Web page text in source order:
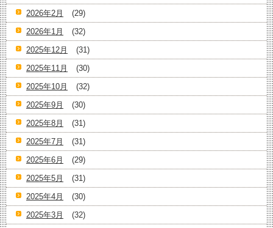
2026年2月
(29)
2026年1月
(32)
2025年12月
(31)
2025年11月
(30)
2025年10月
(32)
2025年9月
(30)
2025年8月
(31)
2025年7月
(31)
2025年6月
(29)
2025年5月
(31)
2025年4月
(30)
2025年3月
(32)